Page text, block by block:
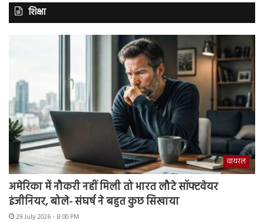
शिक्षा
वायरल
अमेरिका में नौकरी नहीं मिली तो भारत लौटे सॉफ्टवेयर
इंजीनियर, बोले- संघर्ष ने बहुत कुछ सिखाया
29 July 2026 - 8:00 PM